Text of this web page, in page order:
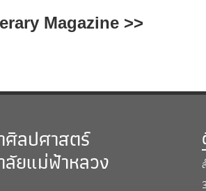
Magazine >>
ศิลปศาสตร์
ลัยแม่ฟ้าหลวง